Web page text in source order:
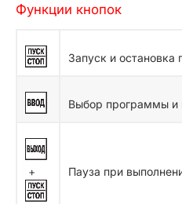
Функции кнопок
Запуск и остановка
Выбор программы и
+ Пауза при